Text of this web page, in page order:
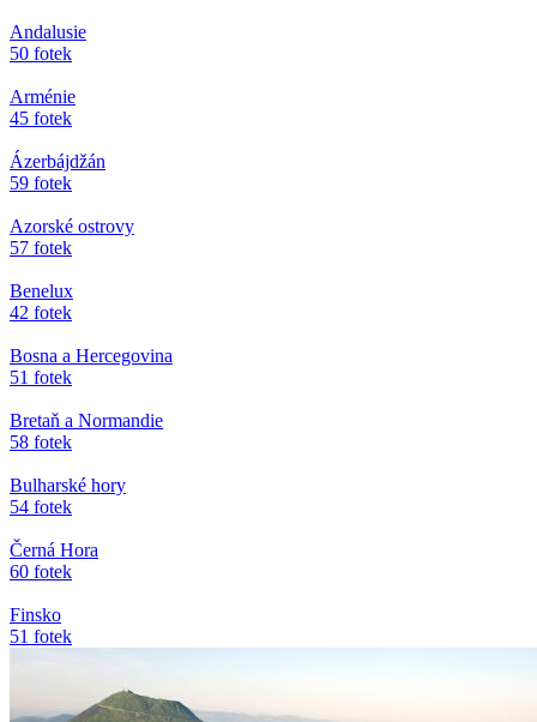
Andalusie
50 fotek
Arménie
45 fotek
Ázerbájdžán
59 fotek
Azorské ostrovy
57 fotek
Benelux
42 fotek
Bosna a Hercegovina
51 fotek
Bretaň a Normandie
58 fotek
Bulharské hory
54 fotek
Černá Hora
60 fotek
Finsko
51 fotek